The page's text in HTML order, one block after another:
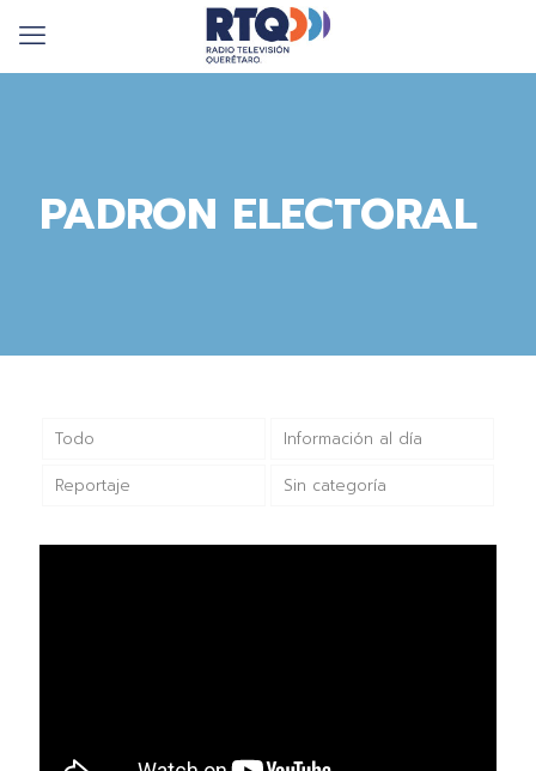
PADRON ELECTORAL
Todo Información al día
Reportaje Sin categoría